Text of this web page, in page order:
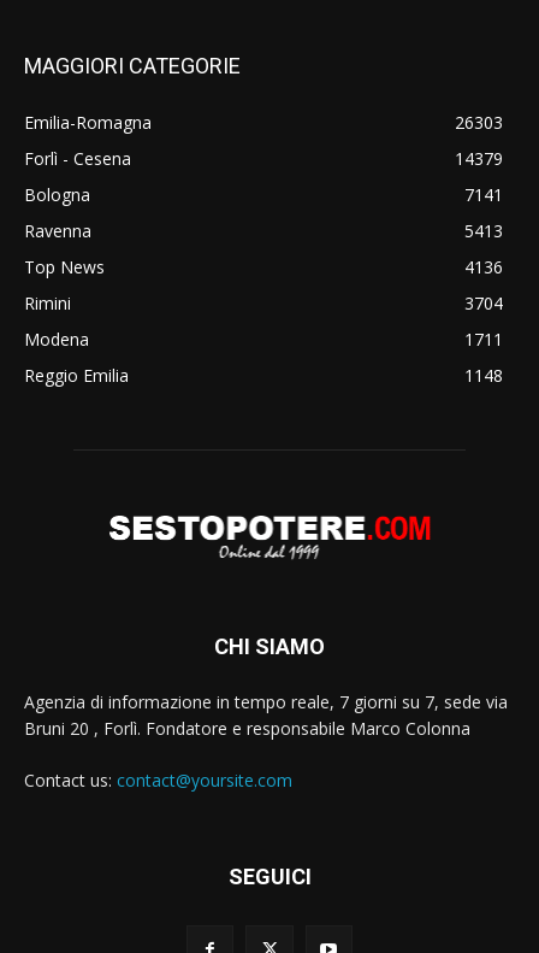
MAGGIORI CATEGORIE
Emilia-Romagna
26303
Forlì - Cesena
14379
Bologna
7141
Ravenna
5413
Top News
4136
Rimini
3704
Modena
1711
Reggio Emilia
1148
CHI SIAMO
Agenzia di informazione in tempo reale, 7 giorni su 7, sede via
Bruni 20 , Forlì. Fondatore e responsabile Marco Colonna
Contact us: contact@yoursite.com
SEGUICI